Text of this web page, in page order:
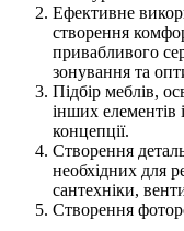
Ефективне
створення
привабливого
зонування та
Підбір меблів,
інших елементів
концепції.
Створення
необхідних для
сантехніки,
Створення